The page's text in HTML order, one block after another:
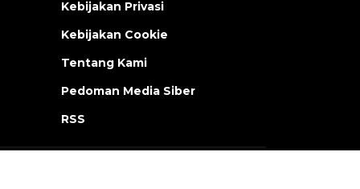
Kebijakan Privasi
Kebijakan Cookie
Tentang Kami
Pedoman Media Siber
RSS